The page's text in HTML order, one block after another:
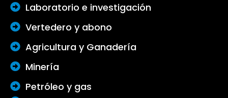
Laboratorio e investigación
Vertedero y abono
Agricultura y Ganadería
Minería
Petróleo y gas